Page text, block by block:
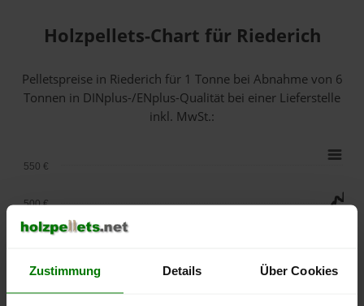
Zustimmung Details Über Cookies
Holzpellets-Chart für Riederich
Pelletspreise in Riederich für 1 Tonne bei Abnahmevon 6
Tonnen in DINplus-/ENplus-Qualität bei einer Lieferstelle
inkl. MwSt.:
400 €
500 €
550 €